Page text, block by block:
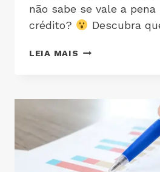
não sabe se vale a
crédito?
Descubra
LEIA MAIS